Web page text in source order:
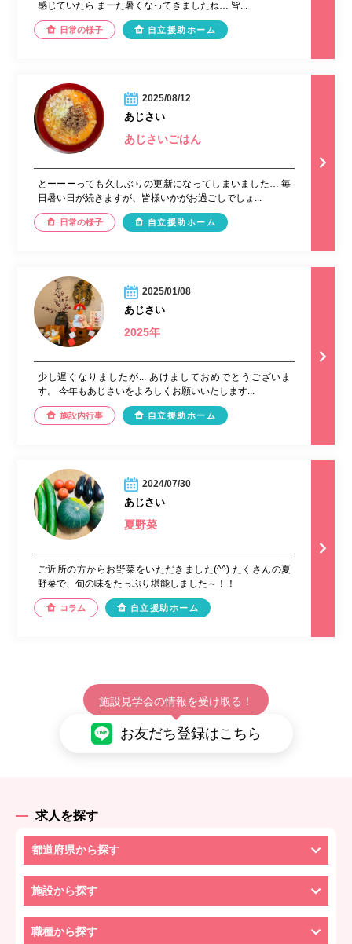
感じていたら まーた暑くなってきましたね… 皆...
日常の様子 自立援助ホーム
2025/08/12
あじさい
あじさいごはん
とーーーっても久しぶりの更新になってしまいました… 毎
日暑い日が続きますが、皆様いかがお過ごしでしょ...
日常の様子 自立援助ホーム
2025/01/08
あじさい
2025年
少し遅くなりましたが... あけましておめでとうございま
す。 今年もあじさいをよろしくお願いいたします...
施設内行事 自立援助ホーム
2024/07/30
あじさい
夏野菜
ご近所の方からお野菜をいただきました(^^) たくさんの夏
野菜で、旬の味をたっぷり堪能しました～！！
コラム 自立援助ホーム
施設見学会の情報を受け取る！
お友だち登録はこちら
求人を探す
都道府県から探す
施設から探す
職種から探す